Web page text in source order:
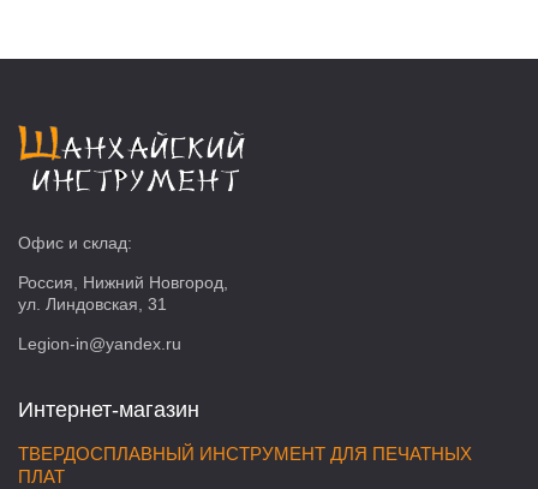
Офис и склад:
Россия, Нижний Новгород,
ул. Линдовская, 31
Legion-in@yandex.ru
Интернет-магазин
ТВЕРДОСПЛАВНЫЙ ИНСТРУМЕНТ ДЛЯ ПЕЧАТНЫХ
ПЛАТ